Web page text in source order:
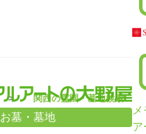
お墓・墓地
ア
関西の霊園・墓地検索